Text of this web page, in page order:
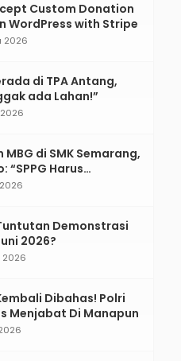
Custom Donation
WordPress with Stripe
2026
di TPA Antang,
ada Lahan!”
MBG di SMK Semarang,
“SPPG Harus
Jawab!”
Demonstrasi
2026?
2026
Dibahas! Polri
Menjabat Di Manapun